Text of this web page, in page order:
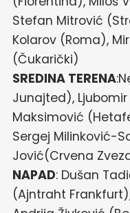
Stefan Mitrović
Kolarov (Roma),
(Čukarički)
SREDINA TERENA
Junajted),
Maksimović
Sergej Milinković-
Jović(Crvena
NAPAD: Dušan
(Ajntraht